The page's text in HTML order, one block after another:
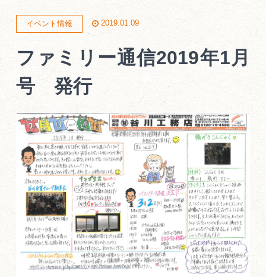
イベント情報 2019.01.09
ファミリー通信2019年1月
号 発行